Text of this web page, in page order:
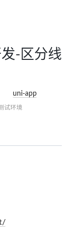
-区分线
uni-app
试环境